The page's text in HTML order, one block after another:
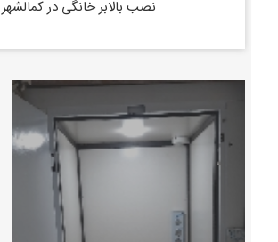
نصب بالابر خانگی در کمالشهر